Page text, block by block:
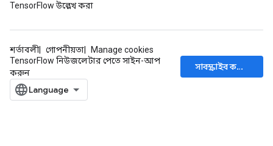
TensorFlow উল্লেখ করা
শর্তাবলী গোপনীয়তা
Manage cookies
TensorFlow নিউজলেটার পেতে সাইন-আপ
করুন
সাবস্ক্রাইব করুন